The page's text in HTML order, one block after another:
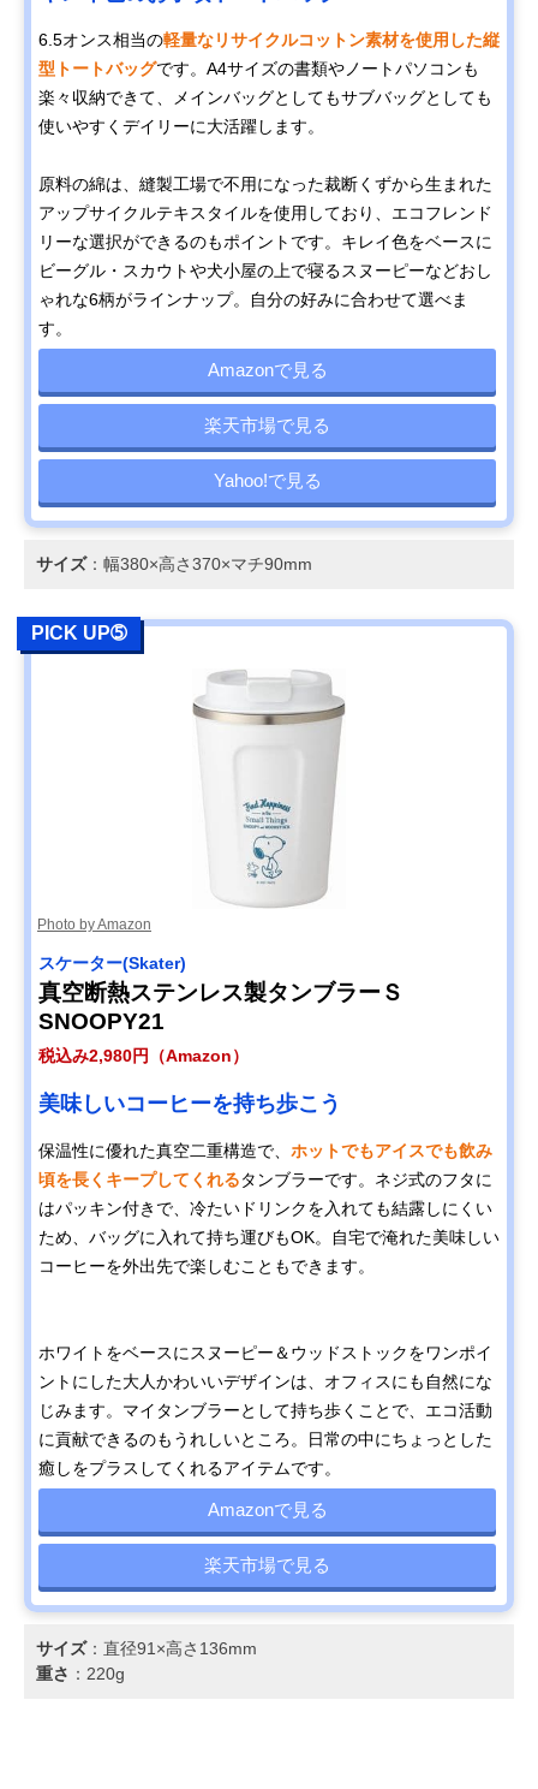
6.5オンス相当の軽量なリサイクルコットン素材を使用した縦
型トートバッグです。A4サイズの書類やノートパソコンも
楽々収納できて、メインバッグとしてもサブバッグとしても
使いやすくデイリーに大活躍します。
原料の綿は、縫製工場で不用になった裁断くずから生まれた
アップサイクルテキスタイルを使用しており、エコフレンド
リーな選択ができるのもポイントです。キレイ色をベースに
ビーグル・スカウトや犬小屋の上で寝るスヌーピーなどおし
ゃれな6柄がラインナップ。自分の好みに合わせて選べま
す。
Amazonで見る
楽天市場で見る
Yahoo!で見る
サイズ：幅380×高さ370×マチ90mm
PICK UP➄
Photo by Amazon
スケーター(Skater)
真空断熱ステンレス製タンブラーＳ
SNOOPY21
税込み2,980円（Amazon）
美味しいコーヒーを持ち歩こう
保温性に優れた真空二重構造で、 ホットでもアイスでも飲み
頃を長くキープしてくれるタンブラーです。ネジ式のフタに
はパッキン付きで、冷たいドリンクを入れても結露しにくい
ため、バッグに入れて持ち運びもOK。自宅で淹れた美味しい
コーヒーを外出先で楽しむこともできます。
ホワイトをベースにスヌーピー＆ウッドストックをワンポイ
ントにした大人かわいいデザインは、オフィスにも自然にな
じみます。マイタンブラーとして持ち歩くことで、エコ活動
に貢献できるのもうれしいところ。日常の中にちょっとした
癒しをプラスしてくれるアイテムです。
Amazonで見る
楽天市場で見る
サイズ：直径91×高さ136mm
重さ ：220g